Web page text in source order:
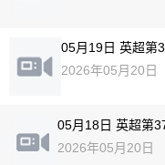
05月19日 英超第
2026年05月20日
05月18日 英超第
2026年05月20日